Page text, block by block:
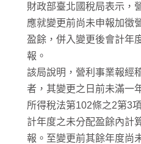
財政部臺北國稅局表示，
應就變更前尚未申報加徵
盈餘，併入變更後會計年
報。
該局說明，營利事業報經
者，其變更之日前未滿一
所得稅法第102條之2第3
計年度之未分配盈餘內計
報。至變更前其餘年度尚